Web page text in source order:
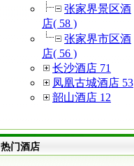
张家界景区酒
店( 58 )
张家界市区酒
店( 56 )
长沙酒店 71
凤凰古城酒店 53
韶山酒店 12
热门酒店